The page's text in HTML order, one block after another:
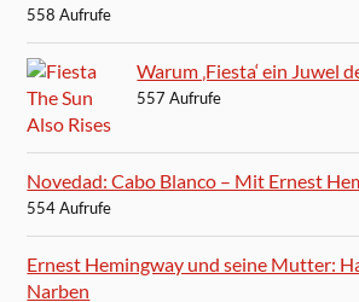
558 Aufrufe
Warum ‚Fiesta‘ ein
557 Aufrufe
Novedad: Cabo Blanco – Mit Ernest
554 Aufrufe
Ernest Hemingway und seine Mutter:
Narben